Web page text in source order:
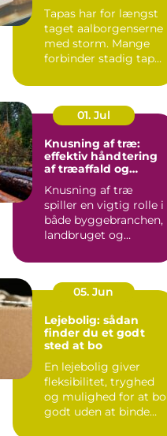
Tapas har for længst
taget aalborgenserne
med storm. Mange
forbinder stadig tapas
01. Jul
Knusning af træ:
effektiv håndtering
af træaffald og
Knusning af træ
spiller en vigtig rolle i
både byggebranchen,
landbruget og
05. Jun
Lejebolig: sådan
finder du et godt
sted at bo
En lejebolig giver
fleksibilitet, tryghed
og mulighed for at bo
godt uden at binde